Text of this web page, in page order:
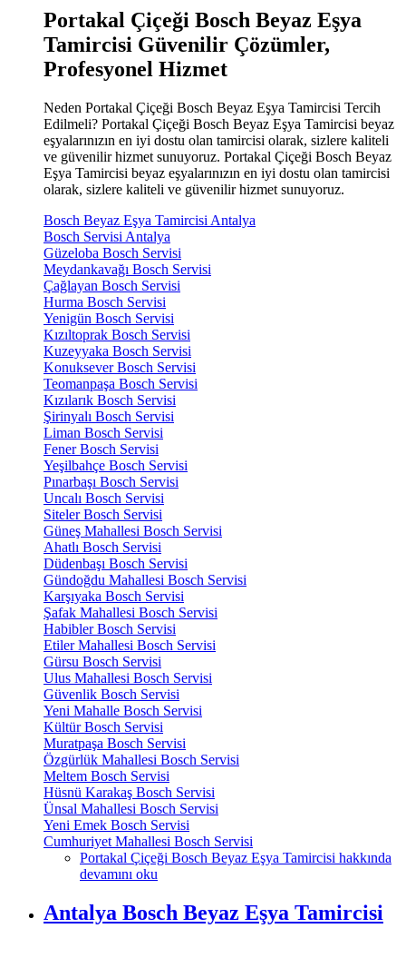
Portakal Çiçeği Bosch Beyaz Eşya
Tamircisi Güvenilir Çözümler,
Profesyonel Hizmet
Neden Portakal Çiçeği Bosch Beyaz Eşya Tamircisi Tercih
Edilmeli? Portakal Çiçeği Bosch Beyaz Eşya Tamircisi beyaz
eşyalarınızın en iyi dostu olan tamircisi olarak, sizlere kaliteli
ve güvenilir hizmet sunuyoruz. Portakal Çiçeği Bosch Beyaz
Eşya Tamircisi beyaz eşyalarınızın en iyi dostu olan tamircisi
olarak, sizlere kaliteli ve güvenilir hizmet sunuyoruz.
Bosch Beyaz Eşya Tamircisi Antalya
Bosch Servisi Antalya
Güzeloba Bosch Servisi
Meydankavağı Bosch Servisi
Çağlayan Bosch Servisi
Hurma Bosch Servisi
Yenigün Bosch Servisi
Kızıltoprak Bosch Servisi
Kuzeyyaka Bosch Servisi
Konuksever Bosch Servisi
Teomanpaşa Bosch Servisi
Kızılarık Bosch Servisi
Şirinyalı Bosch Servisi
Liman Bosch Servisi
Fener Bosch Servisi
Yeşilbahçe Bosch Servisi
Pınarbaşı Bosch Servisi
Uncalı Bosch Servisi
Siteler Bosch Servisi
Güneş Mahallesi Bosch Servisi
Ahatlı Bosch Servisi
Düdenbaşı Bosch Servisi
Gündoğdu Mahallesi Bosch Servisi
Karşıyaka Bosch Servisi
Şafak Mahallesi Bosch Servisi
Habibler Bosch Servisi
Etiler Mahallesi Bosch Servisi
Gürsu Bosch Servisi
Ulus Mahallesi Bosch Servisi
Güvenlik Bosch Servisi
Yeni Mahalle Bosch Servisi
Kültür Bosch Servisi
Muratpaşa Bosch Servisi
Özgürlük Mahallesi Bosch Servisi
Meltem Bosch Servisi
Hüsnü Karakaş Bosch Servisi
Ünsal Mahallesi Bosch Servisi
Yeni Emek Bosch Servisi
Cumhuriyet Mahallesi Bosch Servisi
Portakal Çiçeği Bosch Beyaz Eşya Tamircisi hakkında
devamını oku
Antalya Bosch Beyaz Eşya Tamircisi